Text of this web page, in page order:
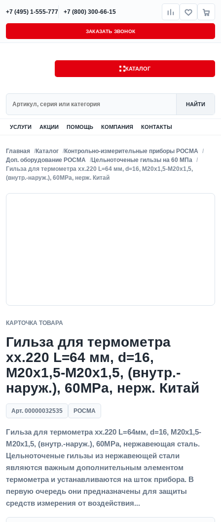
+7 (495) 1-555-777 +7 (800) 300-66-15
ЗАКАЗАТЬ ЗВОНОК
КАТАЛОГ
НАЙТИ
УСЛУГИ АКЦИИ ПОМОЩЬ КОМПАНИЯ КОНТАКТЫ
Главная Каталог
Контрольно-измерительные приборы РОСМА
Доп. оборудование РОСМА
Цельноточеные гильзы на 60 МПа
Гильза для термометра xx.220 L=64 мм, d=16, М20х1,5-М20х1,5,
(внутр.-наруж.), 60MPa, нерж. Китай
КАРТОЧКА ТОВАРА
Гильза для термометра
xx.220 L=64 мм, d=16,
М20х1,5-М20х1,5, (внутр.-
наруж.), 60MPa, нерж. Китай
Арт. 00000032535 РОСМА
Гильза для термометра xx.220 L=64мм, d=16, М20х1,5-
М20х1,5, (внутр.-наруж.), 60MPa, нержавеющая сталь.
Цельноточеные гильзы из нержавеющей стали
являются важным дополнительным элементом
термометра и устанавливаются на шток прибора. В
первую очередь они предназначены для защиты
средств измерения от воздействия...